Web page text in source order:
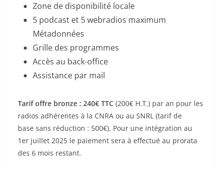
Zone de disponibilité locale
5 podcast et 5 webradios maximum
Métadonnées
Grille des programmes
Accès au back-office
Assistance par mail
Tarif offre bronze : 240€ TTC (200€ H.T.) par an pour les
radios adhérentes à la CNRA ou au SNRL (tarif de
base sans réduction : 500€). Pour une intégration au
1er juillet 2025 le paiement sera à effectué au prorata
des 6 mois restant.